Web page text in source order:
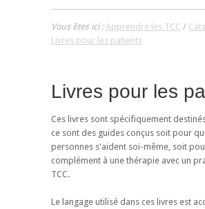
Vous êtes ici :Apprendre les TCC /
Livres pour les patients
Livres pour les
Ces livres sont spécifiquement
ce sont des guides conçus soit pour
personnes s'aident soi-même, soit
complément à une thérapie avec un
TCC.
Le langage utilisé dans ces livres est